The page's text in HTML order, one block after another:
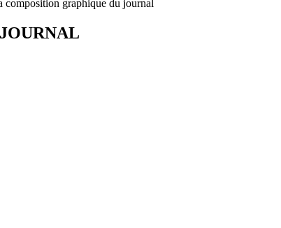
composition graphique du journal